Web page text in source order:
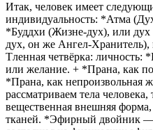
Итак, человек имеет
индивидуальность: *Атма
*Буддхи (Жизне-дух), или
дух, он же Ангел-Хранитель),
Tленная четвёрка: личность:
или желание. + *Прана, как
*Прана, как непроизвольная
рассматриваем тела
вещественная внешняя
тканей. *Эфирный двойник —